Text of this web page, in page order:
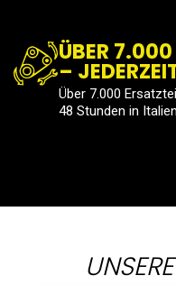
ÜBER 7.000
–
Über 7.000
48 Stunden in
UNSERE